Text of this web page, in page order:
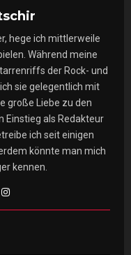
hege ich mittlerweile
Während meine
der Rock- und
sie gelegentlich mit
große Liebe zu den
Einstieg als Redakteur
ich seit einigen
könnte man mich
kennen.